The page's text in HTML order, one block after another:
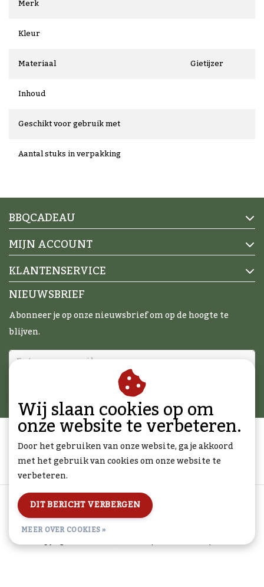
Merk
Kleur
Materiaal
Gietijzer
Inhoud
Geschikt voor gebruik met
Aantal stuks in verpakking
BBQCADEAU
MIJN ACCOUNT
KLANTENSERVICE
NIEUWSBRIEF
Abonneer je op onze nieuwsbrief om op de hoogte te
blijven.
Algemene voorwaarden | Disclaimer
Sitemap | RSS Feed
© Copyright 2026 - BBQcadeau.nl | RealisatieInStijl Media
Wij slaan cookies op om
onze website te verbeteren.
Door het gebruiken van onze website, ga je akkoord
met het gebruik van cookies om onze website te
verbeteren.
DIT BERICHT VERBERGEN
MEER OVER COOKIES »